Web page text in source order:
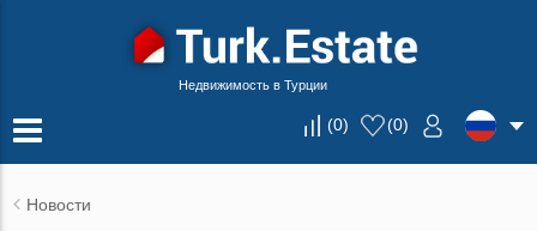
Недвижимость в Турции
(0) (0)
Новости